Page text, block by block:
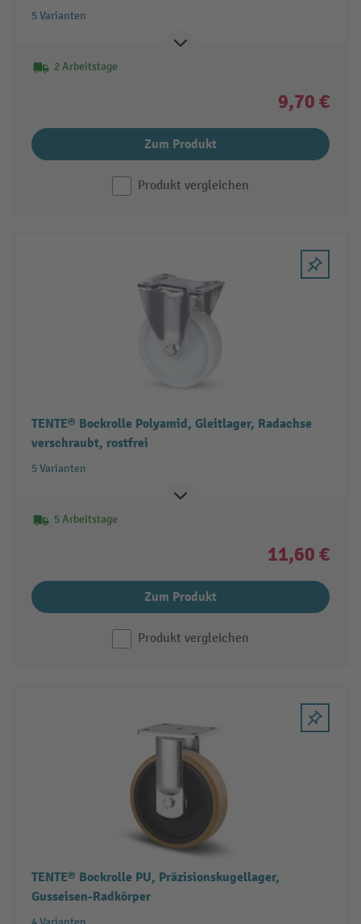
5 Varianten
2 Arbeitstage
9,70 €
Zum Produkt
Produkt vergleichen
TENTE® Bockrolle Polyamid, Gleitlager, Radachse
verschraubt, rostfrei
5 Varianten
5 Arbeitstage
11,60 €
Zum Produkt
Produkt vergleichen
TENTE® Bockrolle PU, Präzisionskugellager,
Gusseisen-Radkörper